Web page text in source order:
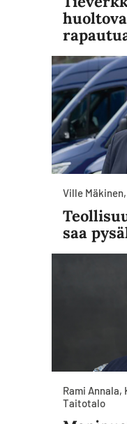
Ville
saa
Rami
Taitotalo